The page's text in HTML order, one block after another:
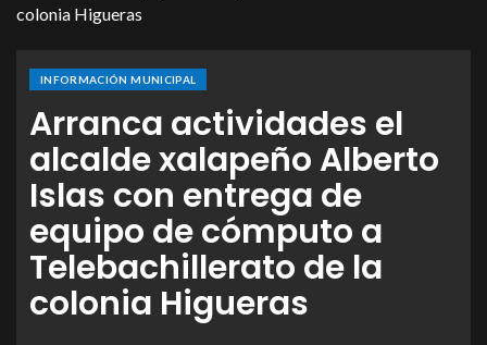
colonia Higueras
INFORMACIÓN MUNICIPAL
Arranca actividades el
alcalde xalapeño Alberto
Islas con entrega de
equipo de cómputo a
Telebachillerato de la
colonia Higueras